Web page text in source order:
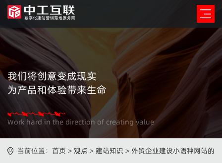
我们将创意变成现实
为产品和体验带来生命
Work hard in the direction of creating value
当前位置： 首页 > 观点 > 建站知识 > 外贸企业建设小语种网站的